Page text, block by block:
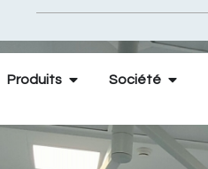
Produits Société